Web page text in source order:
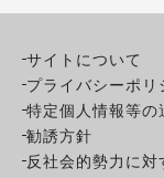
サイトについて
プライバシーポリ
特定個人情報等
勧誘方針
反社会的勢力に